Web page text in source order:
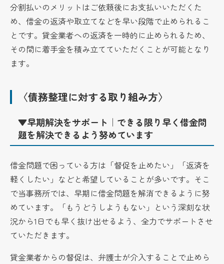
分割払いのメリットはご依頼後にお支払いいただくた
め、借金の返済や取立てなどを早い段階で止められるこ
とです。貸金業者への返済を一時的に止められるため、
その間に着手金を積み立てていただくことが可能となり
ます。
〈債務整理に対する取り組み方〉
▼早期解決をサポート｜できる限り早く借金問
題を解決できるよう努めています
借金問題で困っている方は「督促を止めたい」「返済を
軽くしたい」などと希望していることが多いです。そこ
で当事務所では、早期に借金問題を解消できるように努
めています。「もうどうしようもない」という深刻な状
況から1日でも早く抜け出せるよう、全力でサポートさせ
ていただきます。
貸金業者からの督促は、弁護士が介入することで止めら